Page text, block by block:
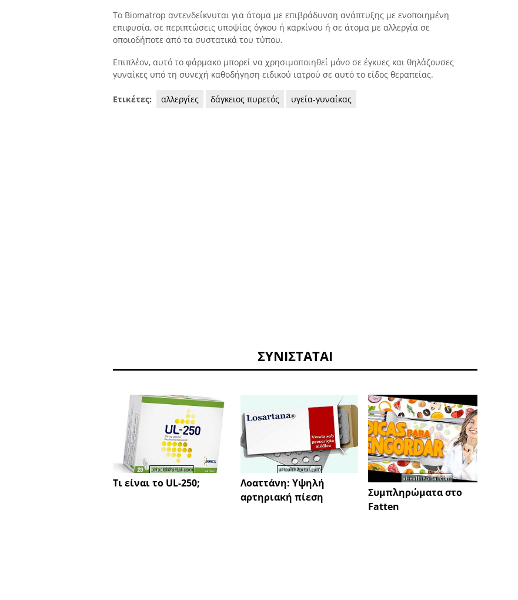
Το Biomatrop αντενδείκνυται για άτομα με επιβράδυνση ανάπτυξης με ενοποιημένη
επιφυσία, σε περιπτώσεις υποψίας όγκου ή καρκίνου ή σε άτομα με αλλεργία σε
οποιοδήποτε από τα συστατικά του τύπου.
Επιπλέον, αυτό το φάρμακο μπορεί να χρησιμοποιηθεί μόνο σε έγκυες και θηλάζουσες
γυναίκες υπό τη συνεχή καθοδήγηση ειδικού ιατρού σε αυτό το είδος θεραπείας.
Ετικέτες: αλλεργίες δάγκειος πυρετός υγεία-γυναίκας
ΣΥΝΙΣΤΆΤΑΙ
Τι είναι το UL-250;
Λοαττάνη: Υψηλή
αρτηριακή πίεση
Συμπληρώματα στο
Fatten